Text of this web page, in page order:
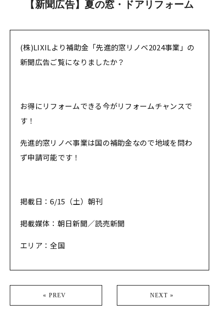
【新聞広告】夏の窓・ドアリフォーム
(株)LIXILより補助金「先進的窓リノベ2024事業」の
新聞広告ご覧になりましたか？
お得にリフォームできる今がリフォームチャンスで
す！
先進的窓リノベ事業は国の補助金なので地域を問わ
ず申請可能です！
掲載日：6/15（土）朝刊
掲載媒体：朝日新聞／読売新聞
エリア：全国
« PREV NEXT »